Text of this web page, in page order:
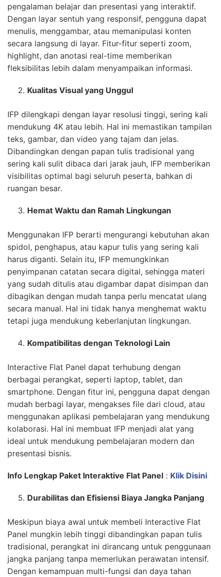
pengalaman belajar dan presentasi yang interaktif.
Dengan layar sentuh yang responsif, pengguna dapat
menulis, menggambar, atau memanipulasi konten
secara langsung di layar. Fitur-fitur seperti zoom,
highlight, dan anotasi real-time memberikan
fleksibilitas lebih dalam menyampaikan informasi.
Kualitas Visual yang Unggul
IFP dilengkapi dengan layar resolusi tinggi, sering kali
mendukung 4K atau lebih. Hal ini memastikan tampilan
teks, gambar, dan video yang tajam dan jelas.
Dibandingkan dengan papan tulis tradisional yang
sering kali sulit dibaca dari jarak jauh, IFP memberikan
visibilitas optimal bagi seluruh peserta, bahkan di
ruangan besar.
Hemat Waktu dan Ramah Lingkungan
Menggunakan IFP berarti mengurangi kebutuhan akan
spidol, penghapus, atau kapur tulis yang sering kali
harus diganti. Selain itu, IFP memungkinkan
penyimpanan catatan secara digital, sehingga materi
yang sudah ditulis atau digambar dapat disimpan dan
dibagikan dengan mudah tanpa perlu mencatat ulang
secara manual. Hal ini tidak hanya menghemat waktu
tetapi juga mendukung keberlanjutan lingkungan.
Kompatibilitas dengan Teknologi Lain
Interactive Flat Panel dapat terhubung dengan
berbagai perangkat, seperti laptop, tablet, dan
smartphone. Dengan fitur ini, pengguna dapat dengan
mudah berbagi layar, mengakses file dari cloud, atau
menggunakan aplikasi pembelajaran yang mendukung
kolaborasi. Hal ini membuat IFP menjadi alat yang
ideal untuk mendukung pembelajaran modern dan
presentasi bisnis.
Info Lengkap Paket Interaktive Flat Panel : Klik Disini
Durabilitas dan Efisiensi Biaya Jangka Panjang
Meskipun biaya awal untuk membeli Interactive Flat
Panel mungkin lebih tinggi dibandingkan papan tulis
tradisional, perangkat ini dirancang untuk penggunaan
jangka panjang tanpa memerlukan perawatan intensif.
Dengan kemampuan multi-fungsi dan daya tahan